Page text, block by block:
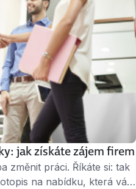
jak získáte zájem firem
změnit práci. Říkáte si: tak
na nabídku, která vás